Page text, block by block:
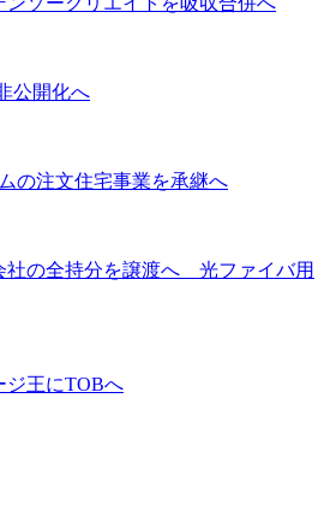
公開化へ
の注文住宅事業を承継へ
社の全持分を譲渡へ 光ファイバ用
ジ王にTOBへ